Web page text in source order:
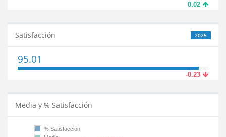
0.02
2025
Satisfacción
95.01
-0.23
Media y % Satisfacción
% Satisfacción